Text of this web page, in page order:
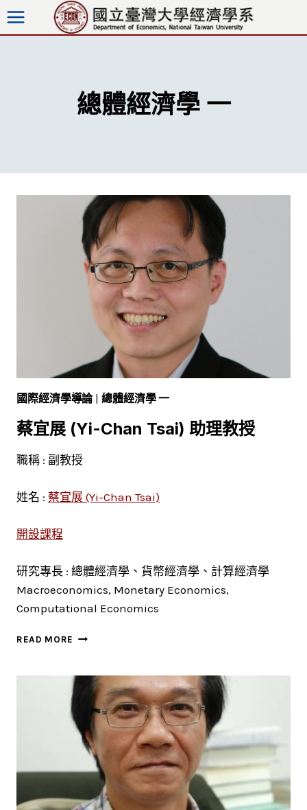
跳
至
總體經濟學 一
國際經濟學導論|總體經濟學 一
蔡宜展 (Yi-Chan Tsai) 助理教授
職稱 : 副教授
姓名 : 蔡宜展 (Yi-Chan Tsai)
開設課程
研究專長 : 總體經濟學、貨幣經濟學、計算經濟學
Macroeconomics, Monetary Economics,
Computational Economics
READ MORE 蔡
(YI-
CHAN
TSAI)
助
理